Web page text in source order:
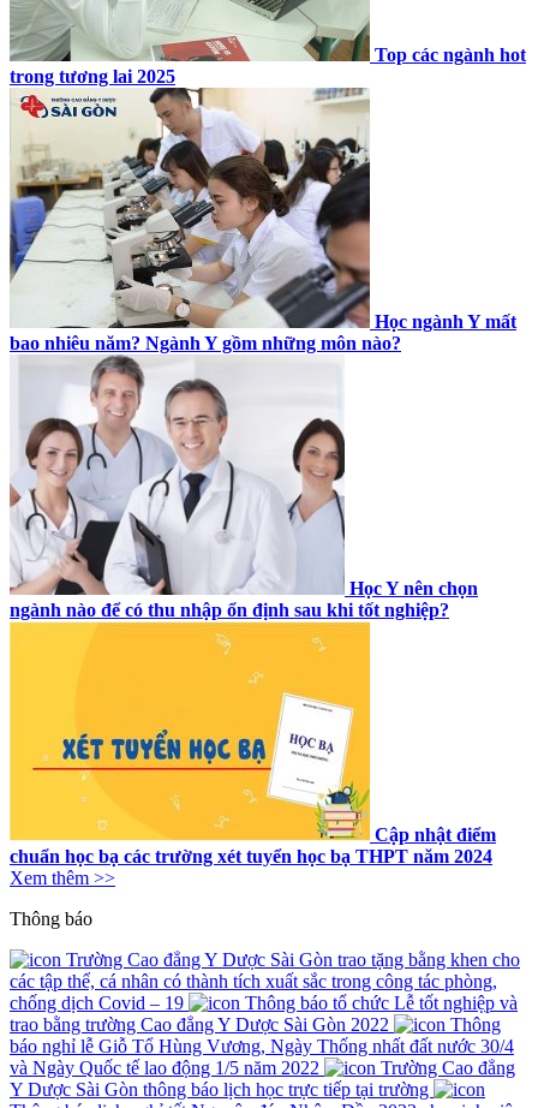
Top các ngành hot
trong tương lai 2025
Học ngành Y mất
bao nhiêu năm? Ngành Y gồm những môn nào?
Học Y nên chọn
ngành nào để có thu nhập ổn định sau khi tốt nghiệp?
Cập nhật điểm
chuẩn học bạ các trường xét tuyển học bạ THPT năm 2024
Xem thêm >>
Thông báo
Trường Cao đẳng Y Dược Sài Gòn trao tặng bằng khen cho
các tập thể, cá nhân có thành tích xuất sắc trong công tác phòng,
chống dịch Covid – 19
Thông báo tổ chức Lễ tốt nghiệp và
trao bằng trường Cao đẳng Y Dược Sài Gòn 2022
Thông
báo nghỉ lễ Giỗ Tổ Hùng Vương, Ngày Thống nhất đất nước 30/4
và Ngày Quốc tế lao động 1/5 năm 2022
Trường Cao đẳng
Y Dược Sài Gòn thông báo lịch học trực tiếp tại trường